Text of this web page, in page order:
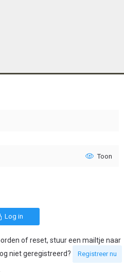
Toon
Log in
of reset, stuur een mailtje naar
niet geregistreerd?
Registreer nu